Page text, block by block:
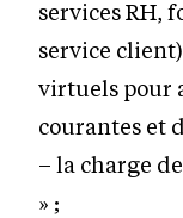
services RH,
service
virtuels pour
courantes et
– la charge
» ;